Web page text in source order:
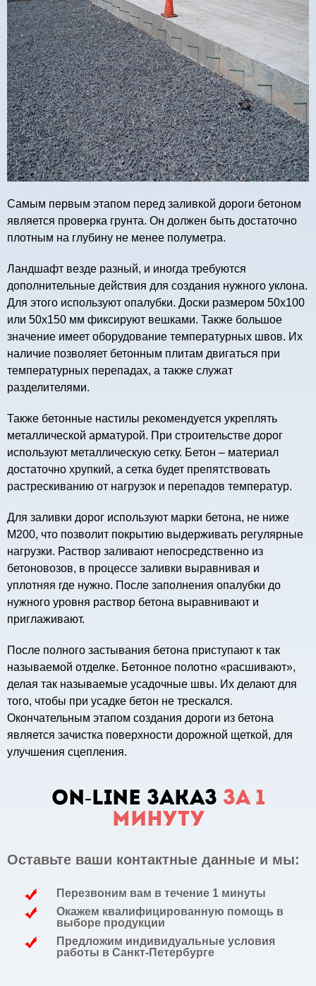
Самым первым этапом перед заливкой дороги бетоном
является проверка грунта. Он должен быть достаточно
плотным на глубину не менее полуметра.
Ландшафт везде разный, и иногда требуются
дополнительные действия для создания нужного уклона.
Для этого используют опалубки. Доски размером 50х100
или 50х150 мм фиксируют вешками. Также большое
значение имеет оборудование температурных швов. Их
наличие позволяет бетонным плитам двигаться при
температурных перепадах, а также служат
разделителями.
Также бетонные настилы рекомендуется укреплять
металлической арматурой. При строительстве дорог
используют металлическую сетку. Бетон – материал
достаточно хрупкий, а сетка будет препятствовать
растрескиванию от нагрузок и перепадов температур.
Для заливки дорог используют марки бетона, не ниже
М200, что позволит покрытию выдерживать регулярные
нагрузки. Раствор заливают непосредственно из
бетоновозов, в процессе заливки выравнивая и
уплотняя где нужно. После заполнения опалубки до
нужного уровня раствор бетона выравнивают и
приглаживают.
После полного застывания бетона приступают к так
называемой отделке. Бетонное полотно «расшивают»,
делая так называемые усадочные швы. Их делают для
того, чтобы при усадке бетон не трескался.
Окончательным этапом создания дороги из бетона
является зачистка поверхности дорожной щеткой, для
улучшения сцепления.
ON-LINE заказ за 1
минуту
Оставьте ваши контактные данные и мы:
Перезвоним вам в течение 1 минуты
Окажем квалифицированную помощь в
выборе продукции
Предложим индивидуальные условия
работы в Санкт-Петербурге